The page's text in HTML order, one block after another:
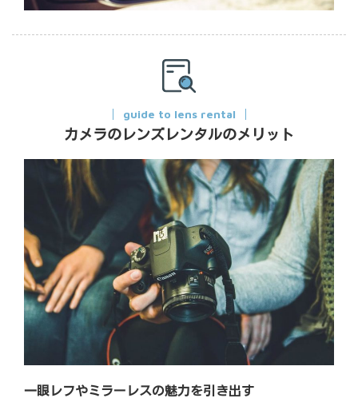
guide to lens rental
カメラのレンズレンタルのメリット
一眼レフやミラーレスの魅力を引き出す